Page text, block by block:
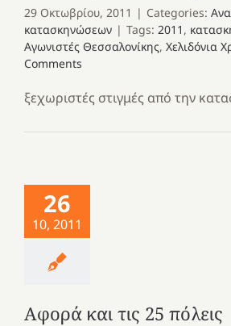
29 Οκτωβρίου, 2011 | Categories:
κατασκηνώσεων | Tags: 2011 ,
Αγωνιστές Θεσσαλονίκης, Χελιδόνια
Comments
ξεχωριστές στιγμές από την
26
10, 2011
Αφορά και τις 25 πόλεις